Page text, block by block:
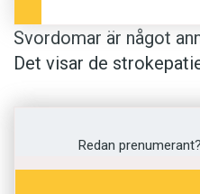
Svordomar är något
Det visar de
hemvist. Eftersom de
Redan prenumerant?